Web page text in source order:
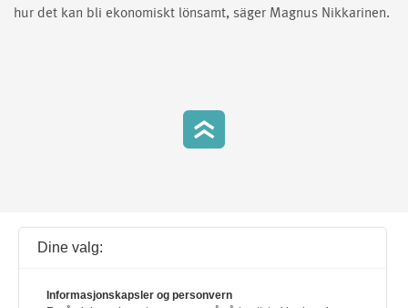
hur det kan bli ekonomiskt lönsamt, säger Magnus Nikkarinen.
h
d Kontakt oss
g Følg oss på Twitter
Dine valg:
Informasjonskapsler og personvern